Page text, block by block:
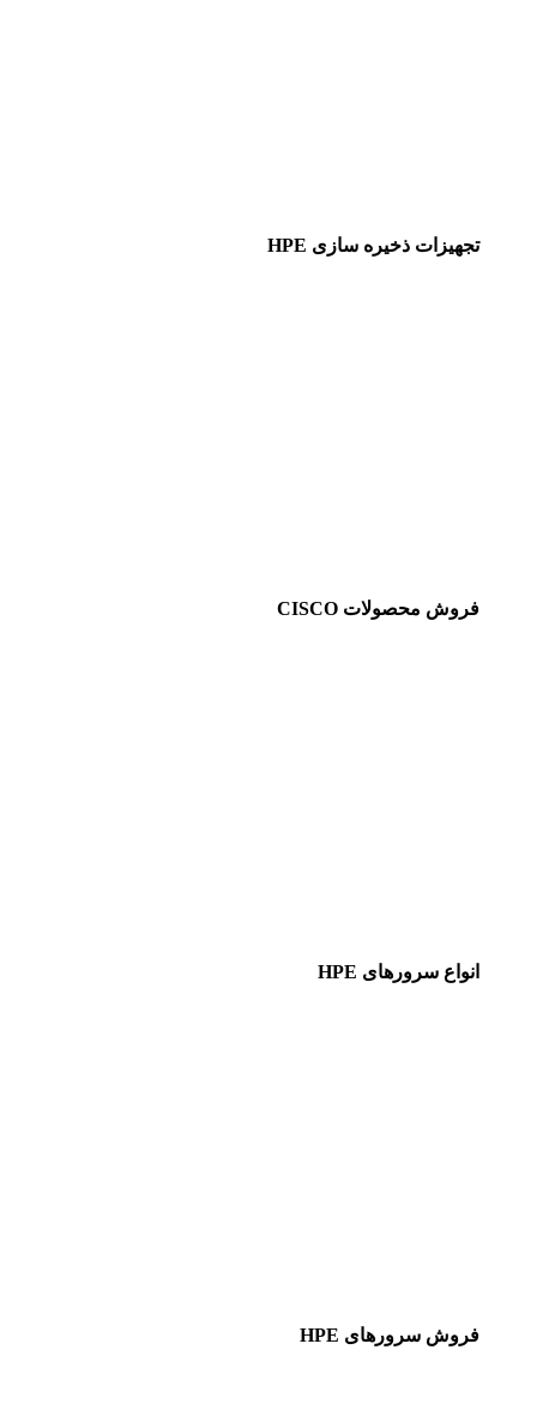
تجهیزات ذخیره سازی HPE
فروش محصولات CISCO
انواع سرورهای HPE
فروش سرورهای HPE